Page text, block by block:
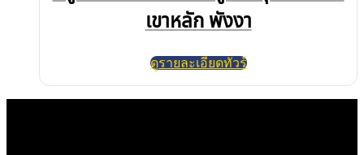
เขาหลัก พังงา
ดูรายละเอียดทัวร์